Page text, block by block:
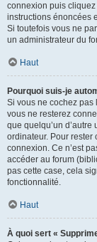
connexion puis cliquez
instructions énoncées
Si toutefois vous ne
un administrateur du
Haut
Pourquoi suis-je
Si vous ne cochez pas
vous ne resterez
que quelqu’un
ordinateur. Pour rester
connexion. Ce n’est
accéder au forum
pas cette case, cela
fonctionnalité.
Haut
À quoi sert «